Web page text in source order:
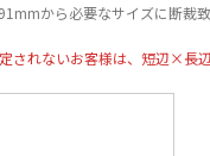
から必要なサイズに断裁致
されないお客様は、短辺×長